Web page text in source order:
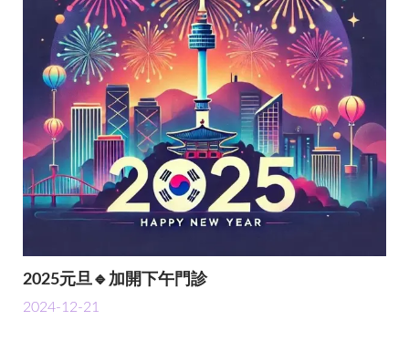
2025元旦🔹加開下午門診
2024-12-21